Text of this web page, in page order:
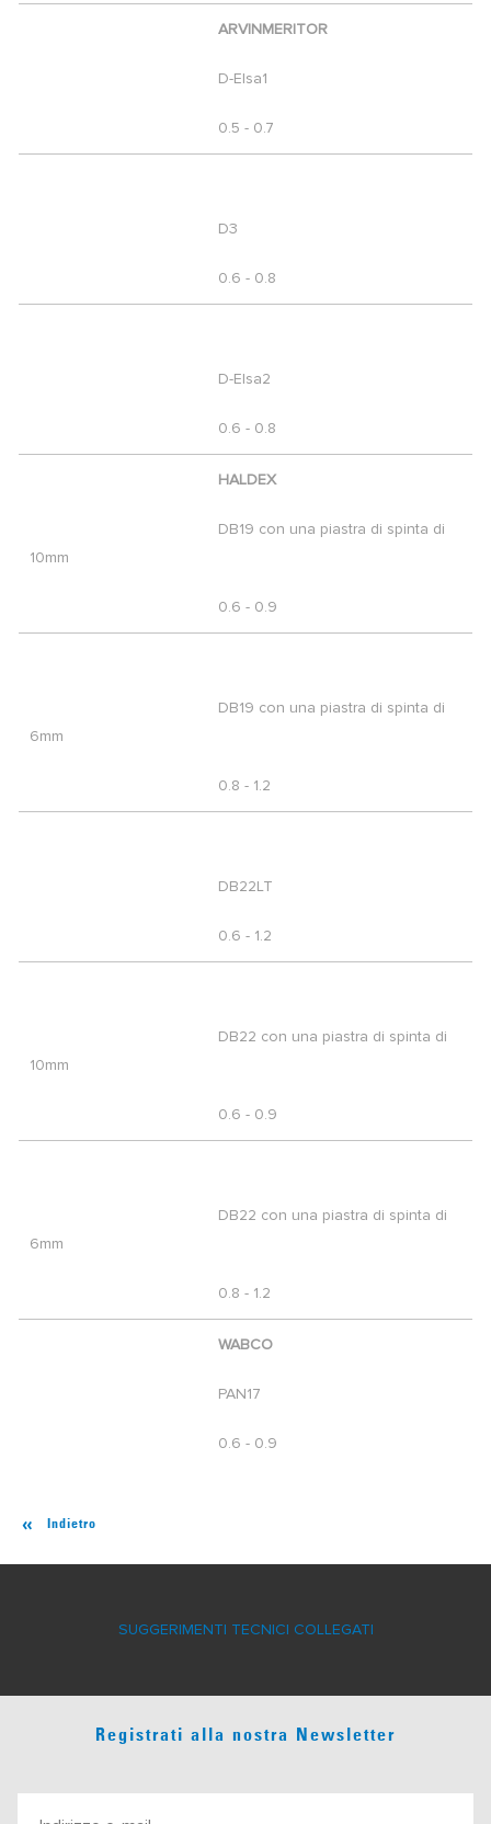
ARVINMERITOR
D-Elsa1
0.5 - 0.7
D3
0.6 - 0.8
D-Elsa2
0.6 - 0.8
HALDEX
DB19 con una piastra di spinta di
10mm
0.6 - 0.9
DB19 con una piastra di spinta di
6mm
0.8 - 1.2
DB22LT
0.6 - 1.2
DB22 con una piastra di spinta di
10mm
0.6 - 0.9
DB22 con una piastra di spinta di
6mm
0.8 - 1.2
WABCO
PAN17
0.6 - 0.9
Indietro
SUGGERIMENTI TECNICI COLLEGATI
Registrati alla nostra Newsletter